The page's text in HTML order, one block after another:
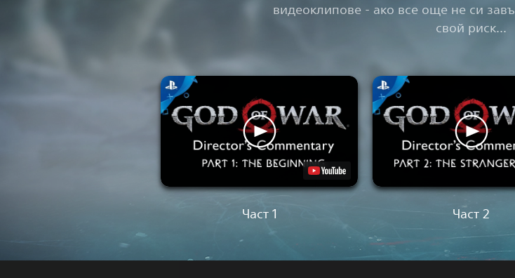
видеоклипове - ако все още не си
свой риск...
Част 1 Част 2